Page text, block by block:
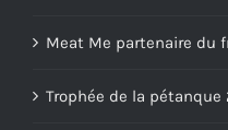
Meat Me partenaire du
Trophée de la pétanque